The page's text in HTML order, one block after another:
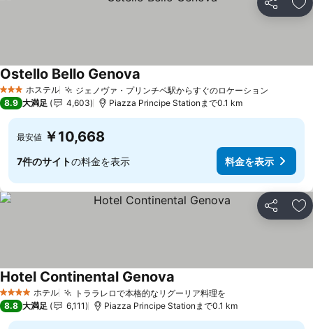
シェア お
3 ホテルのランク
ホステル ジェノヴァ・プリンチペ駅からすぐのロケーション
Ostello Bello Genova
8.9 大満足 4,603 Piazza Principe Stationまで0.1 km
最安値 ￥10,668
7件のサイトの料金を表示 料金を表示
シェア お
4 ホテルのランク
ホテル トララレロで本格的なリグーリア料理を
Hotel Continental Genova
8.8 大満足 6,111 Piazza Principe Stationまで0.1 km